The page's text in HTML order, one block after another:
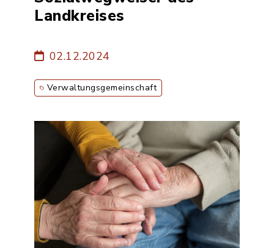
Landkreises
02.12.2024
Verwaltungsgemeinschaft